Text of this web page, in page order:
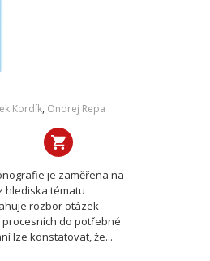
Kordík, Ondrej Repa
je zaměřena na
hlediska tématu
rozbor otázek
do potřebné
lze konstatovat, že...